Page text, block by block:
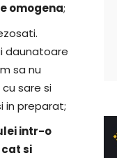
omogena;
daunatoare
sa nu
sare si
in preparat;
intr-o
si